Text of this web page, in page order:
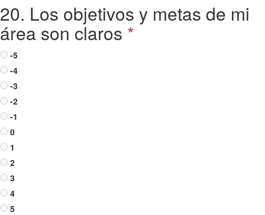
20. Los objetivos y metas de mi
área son claros *
-5
-4
-3
-2
-1
0
1
2
3
4
5